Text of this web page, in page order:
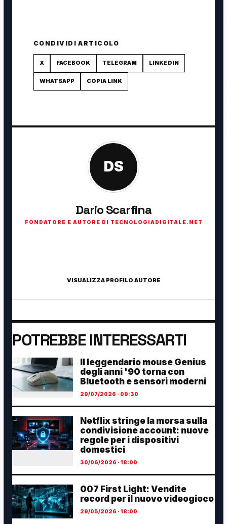
CONDIVIDI ARTICOLO
X FACEBOOK TELEGRAM LINKEDIN
WHATSAPP COPIA LINK
DS
Dario Scarfina
FONDATORE E AUTORE DI TECNOLOGIADIGITALE.NET
VISUALIZZA PROFILO AUTORE
POTREBBE INTERESSARTI
Il leggendario mouse Genius
degli anni '90 torna con
Bluetooth e sensori moderni
29/07/2026 · 09:30
Netflix stringe la morsa sulla
condivisione account: nuove
regole per i dispositivi
domestici
30/06/2026 · 18:00
007 First Light: Vendite
record per il nuovo videogioco
29/05/2026 · 18:00